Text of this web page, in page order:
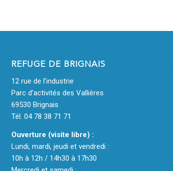
REFUGE DE BRIGNAIS
12 rue de l’industrie
Parc d’activités des Vallières
69530 Brignais
Tél. 04 78 38 71 71
Ouverture (visite libre) :
Lundi, mardi, jeudi et vendredi :
10h à 12h / 14h30 à 17h30